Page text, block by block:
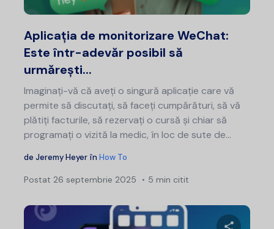
Aplicația de monitorizare WeChat:
Este într-adevăr posibil să
urmărești...
Imaginați-vă că aveți o singură aplicație care vă
permite să discutați, să faceți cumpărături, să vă
plătiți facturile, să rezervați o cursă și chiar să
programați o vizită la medic, în loc de sute de...
de Jeremy Heyer în How To
Postat 26 septembrie 2025 5 min citit